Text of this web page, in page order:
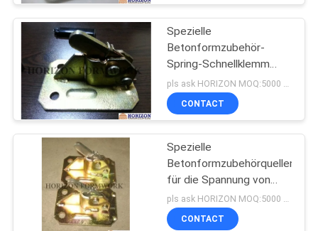
TRETEN
MIT
UNS
VERBINDUNG
FORDERN
Spezielle
Betonformzubehör-
Spring-Schnellklemm
zum Verriegeln von
Krawattenstangen
CONTACT
Spezielle
Betonformzubehörquellen
für die Spannung von
Stahldrahtstangen
pls ask HORIZON MOQ:5000 PC
CONTACT